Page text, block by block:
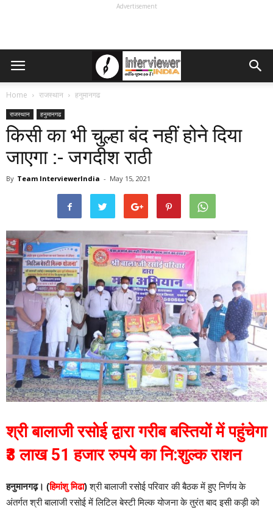
Advertisement
Home राजस्थान हनुमानगढ
राजस्थान हनुमानगढ
किसी का भी चुल्हा बंद नहीं होने दिया
जाएगा :- जगदीश राठी
By Team InterviewerIndia - May 15, 2021
श्री बालाजी रसोई द्वारा गरीब बस्तियों में पहुंचेगा
₹3 लाख 51 हजार रुपये का नि:शुल्क राशन
हनुमानगढ़। (हिमांशु मिढा)श्री बालाजी रसोई परिवार की बैठक में हुए निर्णय के
अंतर्गत श्री बालाजी रसोई में लिटिल बेस्टी मिल्क योजना के तुरंत बाद इसी कड़ी को